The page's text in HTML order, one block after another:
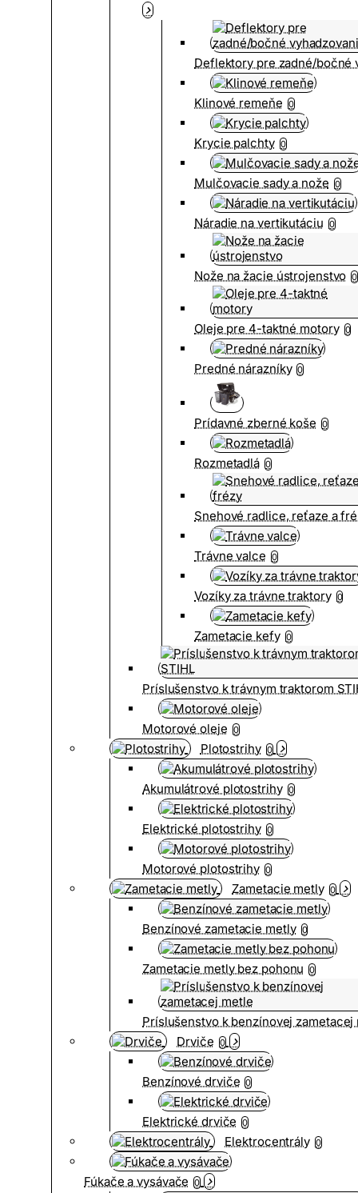
Deflektory pre zadné/bočné
Klinové remeňe 0
Krycie palchty 0
Mulčovacie sady a nože 0
Náradie na vertikutáciu 0
Nože na žacie ústrojenstvo 0
Oleje pre 4-taktné motory 0
Predné nárazníky 0
Prídavné zberné koše 0
Rozmetadlá 0
Snehové radlice, reťaze a
Trávne valce 0
Vozíky za trávne traktory 0
Zametacie kefy 0
Príslušenstvo k trávnym traktorom
Motorové oleje 0
Plotostrihy 0
Akumulátrové plotostrihy 0
Elektrické plotostrihy 0
Motorové plotostrihy 0
Zametacie metly 0
Benzínové zametacie metly 0
Zametacie metly bez pohonu 0
Príslušenstvo k benzínovej zametacej
Drviče 0
Benzínové drviče 0
Elektrické drviče 0
Elektrocentrály 0
Fúkače a vysávače 0